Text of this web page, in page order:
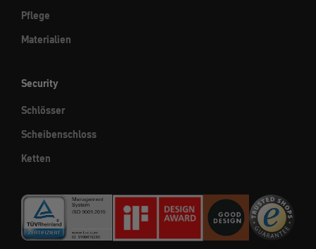
Pflege
Materialien
Security
Schlösser
Scheibenschloss
Ketten